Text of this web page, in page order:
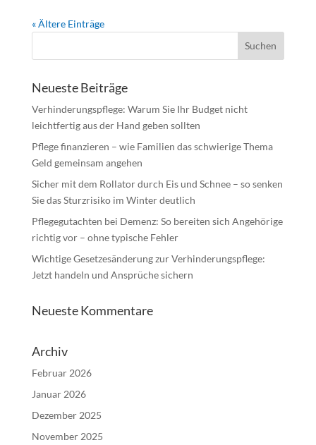
« Ältere Einträge
Neueste Beiträge
Verhinderungspflege: Warum Sie Ihr Budget nicht
leichtfertig aus der Hand geben sollten
Pflege finanzieren – wie Familien das schwierige Thema
Geld gemeinsam angehen
Sicher mit dem Rollator durch Eis und Schnee – so senken
Sie das Sturzrisiko im Winter deutlich
Pflegegutachten bei Demenz: So bereiten sich Angehörige
richtig vor – ohne typische Fehler
Wichtige Gesetzesänderung zur Verhinderungspflege:
Jetzt handeln und Ansprüche sichern
Neueste Kommentare
Archiv
Februar 2026
Januar 2026
Dezember 2025
November 2025